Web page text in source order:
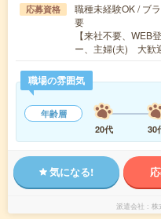
応募資格
職種未経験OK / ブ
要
【来社不要、WEB
ー、主婦(夫) 大歓
職場の雰囲気
年齢層
20代
30
気になる!
派遣会社 株